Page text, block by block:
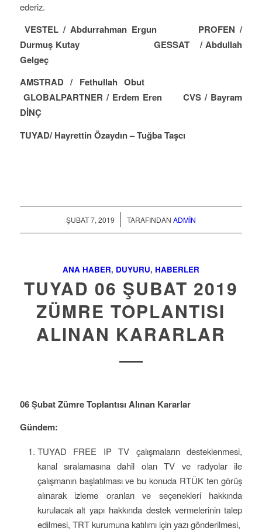
ederiz.
VESTEL / Abdurrahman Ergun PROFEN /
Durmuş Kutay GESSAT / Abdullah
Gelgeç
AMSTRAD / Fethullah Obut
GLOBALPARTNER / Erdem Eren CVS / Bayram
DİNÇ
TUYAD/ Hayrettin Özaydın – Tuğba Taşcı
ŞUBAT 7, 2019
/ TARAFINDAN ADMIN
ANA HABER, DUYURU, HABERLER
TUYAD 06 ŞUBAT 2019
ZÜMRE TOPLANTISI
ALINAN KARARLAR
06 Şubat Zümre Toplantısı Alınan Kararlar
Gündem:
TUYAD FREE IP TV çalışmaların desteklenmesi,
kanal sıralamasına dahil olan TV ve radyolar ile
çalışmanın başlatılması ve bu konuda RTÜK ten görüş
alınarak izleme oranları ve seçenekleri hakkında
kurulacak alt yapı hakkında destek vermelerinin talep
edilmesi, TRT kurumuna katılımı için yazı gönderilmesi,